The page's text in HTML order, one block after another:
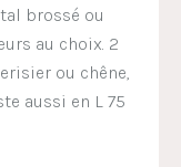
brossé ou
au choix. 2
ou chêne,
aussi en L 75